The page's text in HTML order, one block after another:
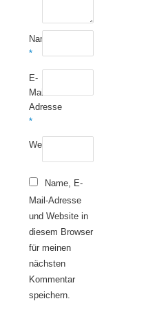
Name
*
E-
Mail-
Adresse
*
Website
Name, E-
Mail-Adresse
und Website in
diesem Browser
für meinen
nächsten
Kommentar
speichern.